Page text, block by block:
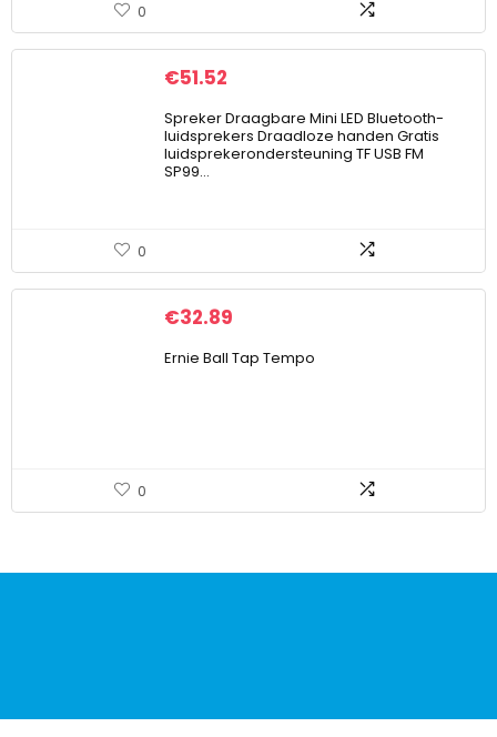
0
€51.52
Spreker Draagbare Mini LED Bluetooth-
luidsprekers Draadloze handen Gratis
luidsprekerondersteuning TF USB FM
SP99…
0
€32.89
Ernie Ball Tap Tempo
0